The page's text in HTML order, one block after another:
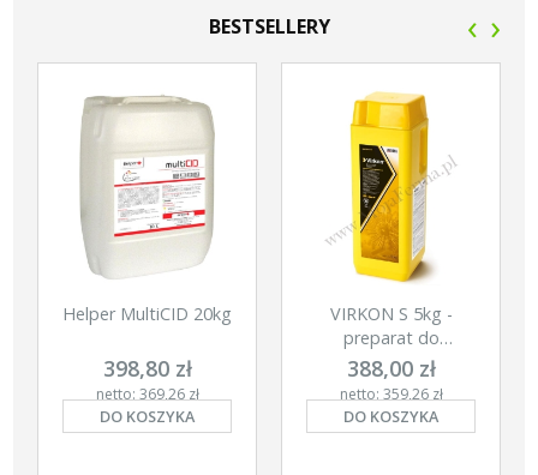
BESTSELLERY
Helper MultiCID 20kg
398,80 zł
netto: 369,26 zł
DO KOSZYKA
VIRKON S 5kg -
preparat do
dezynfecji w proszku
388,00 zł
netto: 359,26 zł
DO KOSZYKA
‹ ›